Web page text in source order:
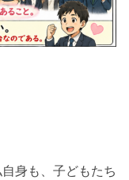
身も、子どもたち